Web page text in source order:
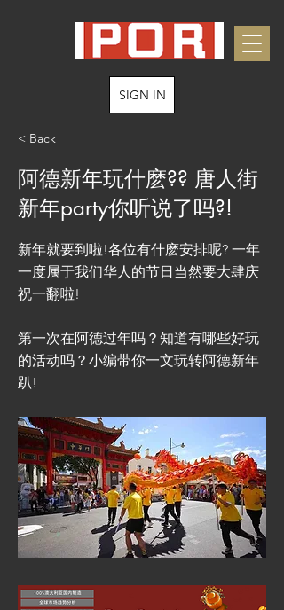
SIGN IN
< Back
阿德新年玩什麽?? 唐人街
新年party你听说了吗?!
新年就要到啦!各位有什麽安排呢? 一年
一度属于我们华人的节日当然要大肆庆
祝一翻啦!
第一次在阿德过年吗？知道有哪些好玩
的活动吗？小编带你一文玩转阿德新年
趴!